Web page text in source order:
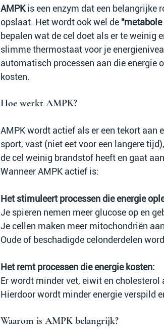
AMPK is een enzym dat een belangrijke
opslaat. Het wordt ook wel de
bepalen wat de cel doet als er te weinig
slimme thermostaat voor je
automatisch processen aan die energie
kosten.
Hoe werkt AMPK?
AMPK wordt actief als er een tekort aan
sport, vast (niet eet voor een langere
de cel weinig brandstof heeft en gaat
Wanneer AMPK actief is:
Het stimuleert processen die energie
Je spieren nemen meer glucose op en
Je cellen maken meer mitochondriën
Oude of beschadigde celonderdelen
Het remt processen die energie kosten:
Er wordt minder vet, eiwit en cholesterol
Hierdoor wordt minder energie verspild
Waarom is AMPK belangrijk?